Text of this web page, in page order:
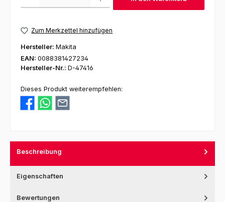
Zum Merkzettel hinzufügen
Hersteller: Makita
EAN: 0088381427234
Hersteller-Nr.: D-47416
Dieses Produkt weiterempfehlen:
Beschreibung
Eigenschaften
Bewertungen